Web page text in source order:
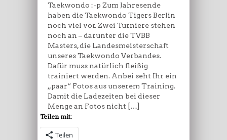
Taekwondo :-p Zum Jahresende
haben die Taekwondo Tigers Berlin
noch viel vor. Zwei Turniere stehen
noch an – darunter die TVBB
Masters, die Landesmeisterschaft
unseres Taekwondo Verbandes.
Dafür muss natürlich fleißig
trainiert werden. Anbei seht Ihr ein
„paar“ Fotos aus unserem Training.
Damit die Ladezeiten bei dieser
Menge an Fotos nicht […]
Teilen mit:
Teilen